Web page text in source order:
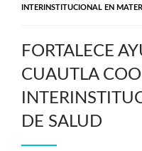
INTERINSTITUCIONAL EN
FORTALECE
CUAUTLA
DE SALUD